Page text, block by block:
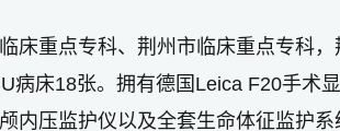
床重点专科、荆州市临床重点专科
病床18张。拥有德国Leica F20手术
内压监护仪以及全套生命体征监护系